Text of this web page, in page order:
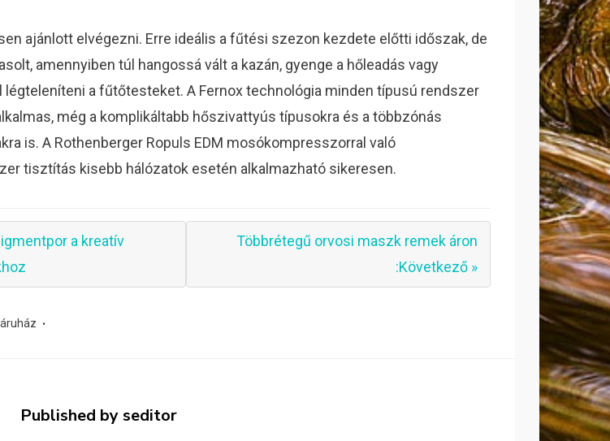
ajánlott elvégezni. Erre ideális a fűtési szezon kezdete előtti időszak, de
amennyiben túl hangossá vált a kazán, gyenge a hőleadás vagy
légteleníteni a fűtőtesteket. A Fernox technológia minden típusú rendszer
még a komplikáltabb hőszivattyús típusokra és a többzónás
is. A Rothenberger Ropuls EDM mosókompresszorral való
tisztítás kisebb hálózatok esetén alkalmazható sikeresen.
a kreatív
Többrétegű orvosi maszk remek áron
:Következő »
Published byseditor